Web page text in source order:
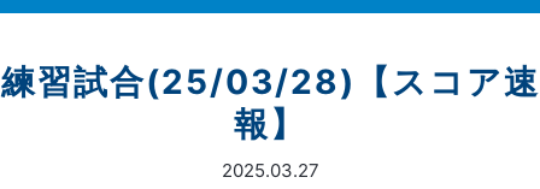
練習試合(25/03/28)【スコア速
報】
2025.03.27